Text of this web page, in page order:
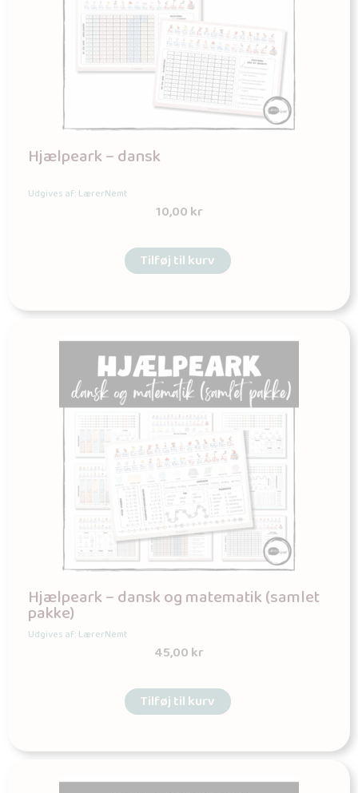
Hjælpeark – dansk
Udgives af: LærerNemt
10,00kr
Tilføj til kurv
Hjælpeark – dansk og matematik (samlet
pakke)
Udgives af: LærerNemt
45,00kr
Tilføj til kurv